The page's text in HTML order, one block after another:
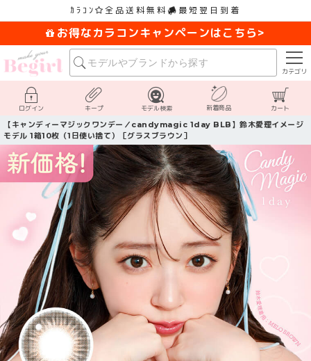
ｶﾗｺﾝ 全品送料無料 最短翌日到着
お得なカラコンキャンペーンはこちら>
カテゴリ
ログイン キープ モデル検索 新着商品 カート
【キャンディーマジックワンデー／candymagic 1day BLB】鈴木愛理イメージ
モデル 1箱10枚（1日使い捨て）［グラスブラウン］